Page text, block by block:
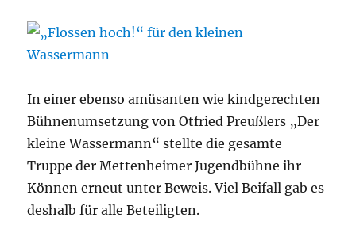
In einer ebenso amüsanten wie kindgerechten
Bühnenumsetzung von Otfried Preußlers „Der
kleine Wassermann“ stellte die gesamte
Truppe der Mettenheimer Jugendbühne ihr
Können erneut unter Beweis. Viel Beifall gab es
deshalb für alle Beteiligten.